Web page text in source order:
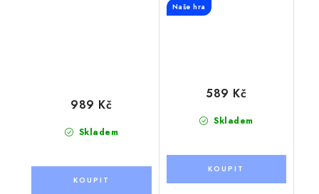
Skladem
989 Kč
Naše hra
Skladem
589 Kč